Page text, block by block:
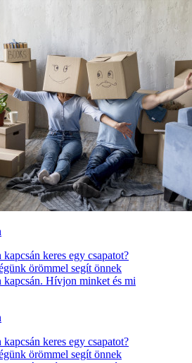
keres egy csapatot?
örömmel segít önnek
kapcsán. Hívjon minket és mi
keres egy csapatot?
örömmel segít önnek